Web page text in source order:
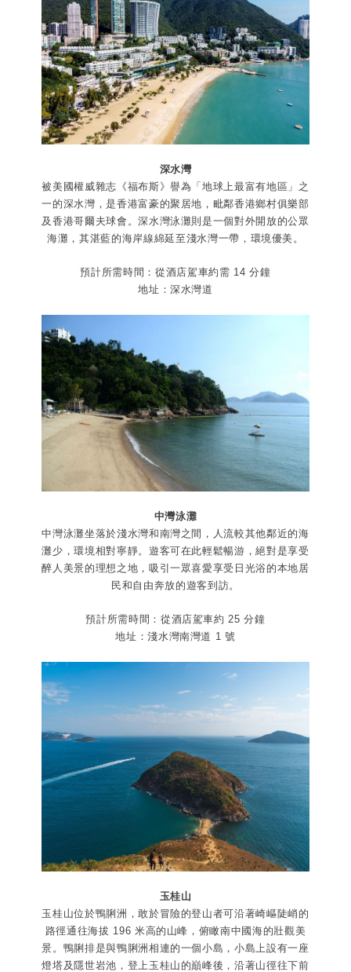
深水灣
被美國權威雜志《福布斯》譽為「地球上最富有地區」之
一的深水灣，是香港富豪的聚居地，毗鄰香港鄉村俱樂部
及香港哥爾夫球會。深水灣泳灘則是一個對外開放的公眾
海灘，其湛藍的海岸線綿延至淺水灣一帶，環境優美。
預計所需時間：從酒店駕車約需 14 分鐘
地址：深水灣道
中灣泳灘
中灣泳灘坐落於淺水灣和南灣之間，人流較其他鄰近的海
灘少，環境相對寧靜。遊客可在此輕鬆暢游，絕對是享受
醉人美景的理想之地，吸引一眾喜愛享受日光浴的本地居
民和自由奔放的遊客到訪。
預計所需時間：從酒店駕車約 25 分鐘
地址：淺水灣南灣道 1 號
玉桂山
玉桂山位於鴨脷洲，敢於冒險的登山者可沿著崎嶇陡峭的
路徑通往海拔 196 米高的山峰，俯瞰南中國海的壯觀美
景。鴨脷排是與鴨脷洲相連的一個小島，小島上設有一座
燈塔及隱世岩池，登上玉桂山的巔峰後，沿著山徑往下前